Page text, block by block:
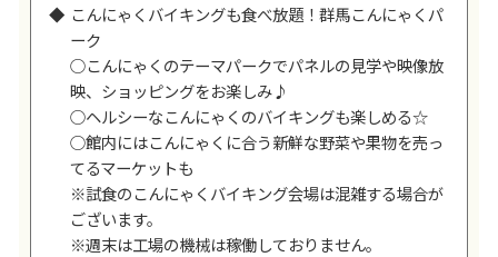
こんにゃくバイキングも食べ放題！群馬こんにゃくパ
ーク
○こんにゃくのテーマパークでパネルの見学や映像放
映、ショッピングをお楽しみ♪
○ヘルシーなこんにゃくのバイキングも楽しめる☆
○館内にはこんにゃくに合う新鮮な野菜や果物を売っ
てるマーケットも
※試食のこんにゃくバイキング会場は混雑する場合が
ございます。
※週末は工場の機械は稼働しておりません。